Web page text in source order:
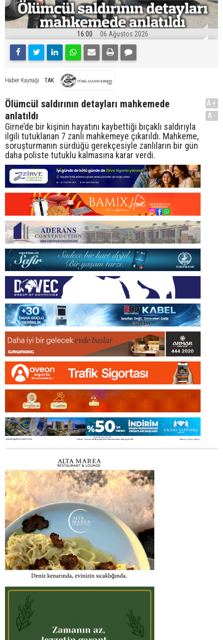
16:00 06 Ağustos 2026
Haber Kaynağı TAK
Ölümcül saldırının detayları mahkemede
anlatıldı
Girne’de bir kişinin hayatını kaybettiği bıçaklı saldırıyla
ilgili tutuklanan 7 zanlı mahkemeye çıkarıldı. Mahkeme,
soruşturmanın sürdüğü gerekçesiyle zanlıların bir gün
daha poliste tutuklu kalmasına karar verdi.
A+
A-